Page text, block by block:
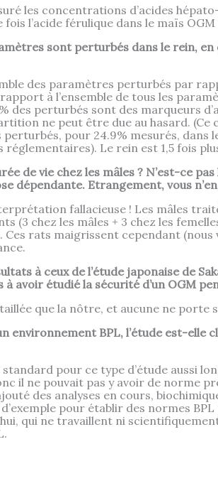
les concentrations d’acides
l’acide férulique dans le maïs
sont perturbés dans le rein,
des paramètres perturbés par
à l’ensemble de tous les
des perturbés sont des marqueurs
ne peut être due au hasard.
pour 24.9% mesurés,
réglementaires). Le rein est 1,5 fois
de vie chez les mâles ? N’est-ce
dépendante. Etrangement, vous
fallacieuse ! Les mâles
(3 chez les mâles + 3 chez les
Ces rats maigrissent cependant
à ceux de l’étude japonaise de
à avoir étudié la sécurité d’un OGM
que la nôtre, et aucune ne porte
environnement BPL, l’étude est-elle
pour ce type d’étude aussi
il ne pouvait pas y avoir de norme
des analyses en cours,
pour établir des normes
qui ne travaillent ni